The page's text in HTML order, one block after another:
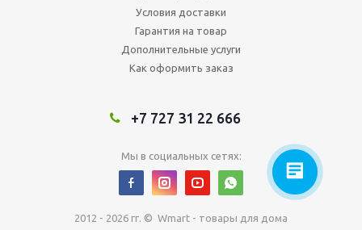
Условия доставки
Гарантия на товар
Дополнительные услуги
Как оформить заказ
+7 727 31 22 666
Мы в социальных сетях:
2012 - 2026 гг. © Wmart - товары для дома